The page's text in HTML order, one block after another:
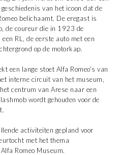
van het icoon dat de
belichaamt. De eregast is
de coureur die in 1923 de
RL, de eerste auto met een
op de motorkap.
een lange stoet Alfa Romeo’s van
interne circuit van het museum,
centrum van Arese naar een
wordt gehouden voor de
activiteiten gepland voor
met het thema
Romeo Museum.